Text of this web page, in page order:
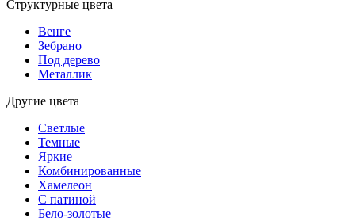
Структурные цвета
Венге
Зебрано
Под дерево
Металлик
Другие цвета
Светлые
Темные
Яркие
Комбинированные
Хамелеон
С патиной
Бело-золотые